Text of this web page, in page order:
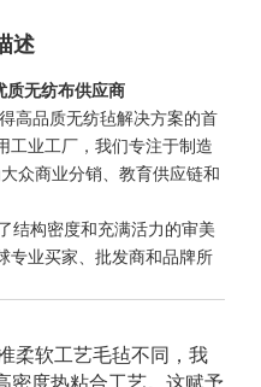
述
质无纺布供应商
高品质无纺毡解决方案的首
工业工厂，我们专注于制造
众商业分销、教育供应链和
结构密度和充满活力的审美
专业买家、批发商和品牌所
柔软工艺毛毡不同，我